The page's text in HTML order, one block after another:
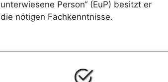
unterwiesene Person“ (EuP) besitzt er
die nötigen Fachkenntnisse.